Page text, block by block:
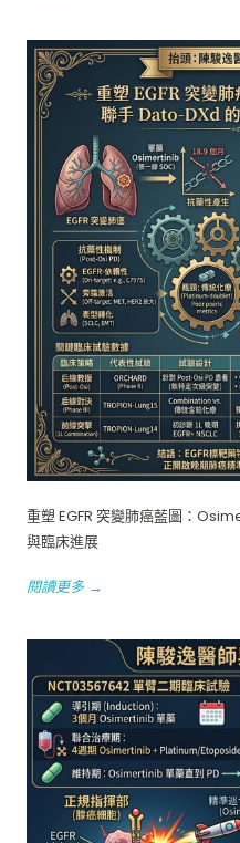
重塑 EGFR 突變肺癌藍圖：
與臨床進展
閱讀更多 →